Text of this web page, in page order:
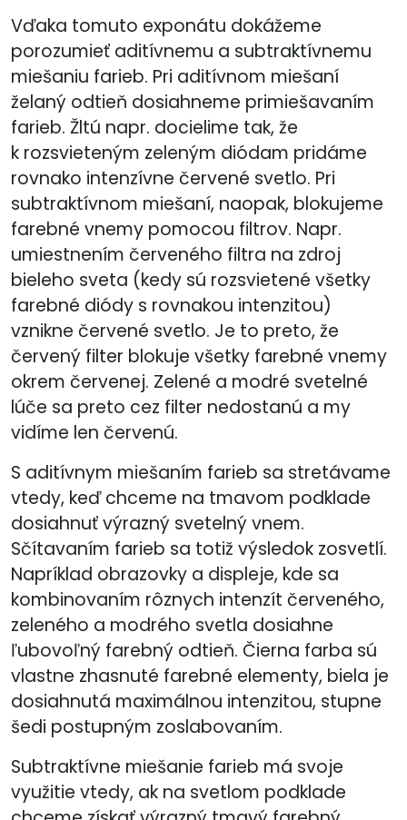
Vďaka tomuto exponátu dokážeme
porozumieť aditívnemu a subtraktívnemu
miešaniu farieb. Pri aditívnom miešaní
želaný odtieň dosiahneme primiešavaním
farieb. Žltú napr. docielime tak, že
k rozsvieteným zeleným diódam pridáme
rovnako intenzívne červené svetlo. Pri
subtraktívnom miešaní, naopak, blokujeme
farebné vnemy pomocou filtrov. Napr.
umiestnením červeného filtra na zdroj
bieleho sveta (kedy sú rozsvietené všetky
farebné diódy s rovnakou intenzitou)
vznikne červené svetlo. Je to preto, že
červený filter blokuje všetky farebné vnemy
okrem červenej. Zelené a modré svetelné
lúče sa preto cez filter nedostanú a my
vidíme len červenú.
S aditívnym miešaním farieb sa stretávame
vtedy, keď chceme na tmavom podklade
dosiahnuť výrazný svetelný vnem.
Sčítavaním farieb sa totiž výsledok zosvetlí.
Napríklad obrazovky a displeje, kde sa
kombinovaním rôznych intenzít červeného,
zeleného a modrého svetla dosiahne
ľubovoľný farebný odtieň. Čierna farba sú
vlastne zhasnuté farebné elementy, biela je
dosiahnutá maximálnou intenzitou, stupne
šedi postupným zoslabovaním.
Subtraktívne miešanie farieb má svoje
využitie vtedy, ak na svetlom podklade